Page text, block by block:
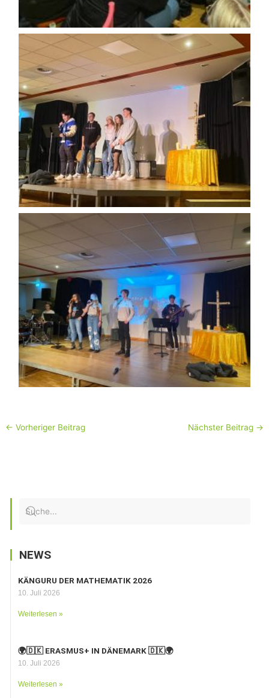
← Vorheriger Beitrag Nächster Beitrag →
NEWS
KÄNGURU DER MATHEMATIK 2026
10. Juli 2026
Weiterlesen »
🌍🇩🇰 ERASMUS+ IN DÄNEMARK 🇩🇰🌍
10. Juli 2026
Weiterlesen »